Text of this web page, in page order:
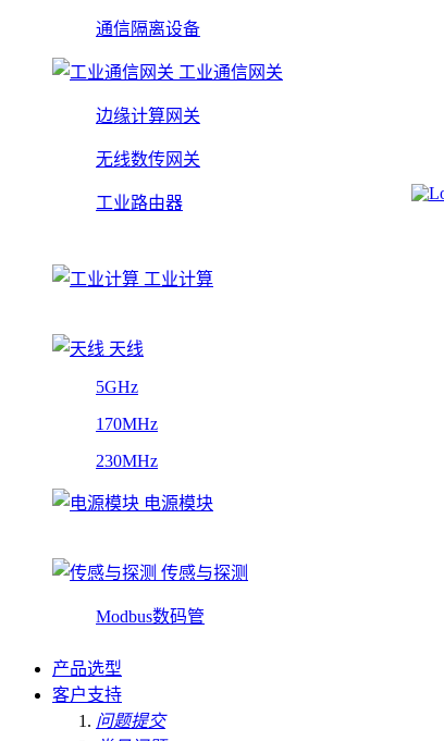
通信隔离设备
工业通信网关
边缘计算网关
无线数传网关
工业路由器
工业计算
天线
5GHz
170MHz
230MHz
电源模块
传感与探测
Modbus数码管
产品选型
客户支持
问题提交